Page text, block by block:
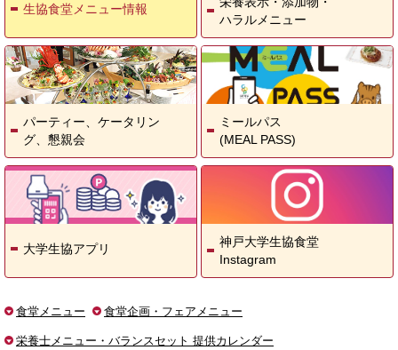
生協でできること
▸English
生協食堂メニュー情報
ハラルメニュー
パーティー、ケータリン
グ、 懇親会
ミールパス
(MEAL PASS)
大学生協アプリ
神戸大学生協食堂
Instagram
食堂メニュー 食堂企画・フェアメニュー
栄養士メニュー・バランスセット 提供カレンダー